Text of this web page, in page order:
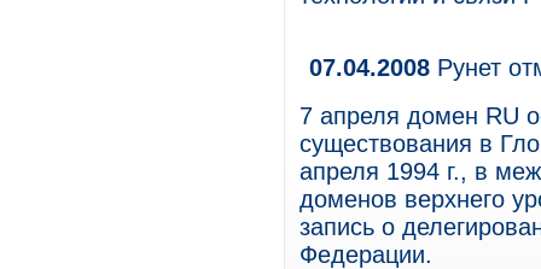
07.04.2008 Рунет
7 апреля домен RU
существования в
апреля 1994 г., в
доменов верхнего
запись о
Федерации.